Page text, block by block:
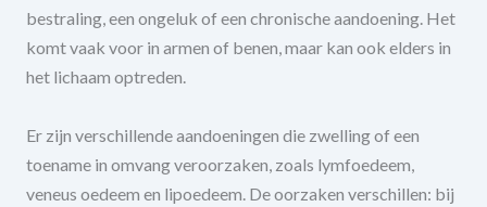
bestraling, een ongeluk of een chronische aandoening. Het
komt vaak voor in armen of benen, maar kan ook elders in
het lichaam optreden.
Er zijn verschillende aandoeningen die zwelling of een
toename in omvang veroorzaken, zoals lymfoedeem,
veneus oedeem en lipoedeem. De oorzaken verschillen: bij